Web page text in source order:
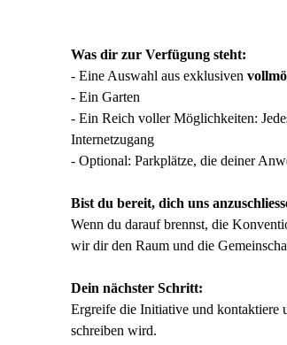
Was dir zur Verfügung steht:
- Eine Auswahl aus exklusiven
- Ein Garten
- Ein Reich voller Möglichkeiten:
Internetzugang
- Optional: Parkplätze, die deiner
Bist du bereit, dich uns
Wenn du darauf brennst, die
wir dir den Raum und die
Dein nächster Schritt:
Ergreife die Initiative und kontaktiere
schreiben wird.